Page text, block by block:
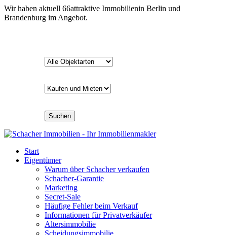
Wir haben aktuell 66attraktive Immobilienin Berlin und
Brandenburg im Angebot.
Suchen
Start
Eigentümer
Warum über Schacher verkaufen
Schacher-Garantie
Marketing
Secret-Sale
Häufige Fehler beim Verkauf
Informationen für Privatverkäufer
Altersimmobilie
Scheidungsimmobilie